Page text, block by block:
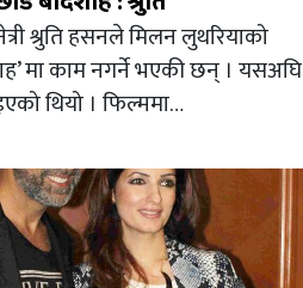
श्रुति हसनले मिलन लुथरियाको
मा काम नगर्ने भएकी छन् । यसअघि
थियो । फिल्ममा…